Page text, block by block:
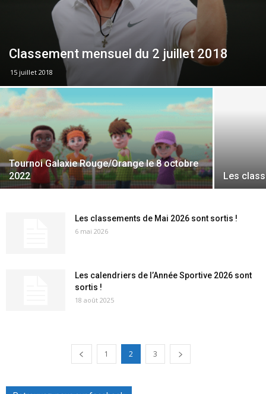
Classement mensuel du 2 juillet 2018
15 juillet 2018
Tournoi Galaxie Rouge/Orange le 8 octobre
2022
Les
Les classements de Mai 2026 sont sortis !
6 mai 2026
Les calendriers de l’Année Sportive 2026 sont
sortis !
18 août 2025
1 2 3